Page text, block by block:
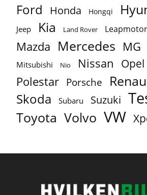
Ford Honda Hongqi
Jeep Kia Land Rover Leapmotor
Mazda Mercedes MG
Mitsubishi Nio Nissan Opel
Polestar Porsche
Skoda Subaru Suzuki
Toyota Volvo VW